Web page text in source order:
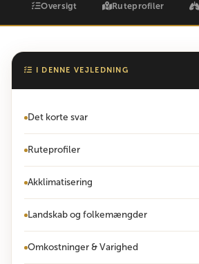
Oversigt Ruteprofiler
I DENNE VEJLEDNING
Det korte svar
Ruteprofiler
Akklimatisering
Landskab og folkemængder
Omkostninger & Varighed